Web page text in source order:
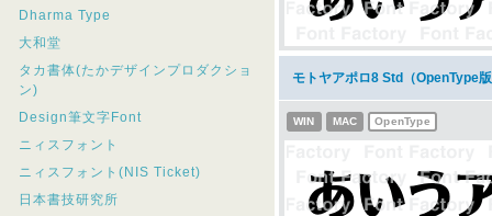
Dharma Type
大和堂
タカ書体(たかデザインプロダクショ
ン)
Design筆文字Font
ニィスフォント
ニィスフォント(NIS Ticket)
日本書技研究所
モトヤアポロ8 Std（OpenType
WIN MAC OpenType